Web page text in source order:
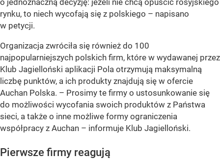
o jednoznaczną decyzję: jeżeli nie chcą opuścić rosyjskiego
rynku, to niech wycofają się z polskiego – napisano
w petycji.
Organizacja zwróciła się również do 100
najpopularniejszych polskich firm, które w wydawanej przez
Klub Jagielloński aplikacji Pola otrzymują maksymalną
liczbę punktów, a ich produkty znajdują się w ofercie
Auchan Polska. – Prosimy te firmy o ustosunkowanie się
do możliwości wycofania swoich produktów z Państwa
sieci, a także o inne możliwe formy ograniczenia
współpracy z Auchan – informuje Klub Jagielloński.
Pierwsze firmy reagują